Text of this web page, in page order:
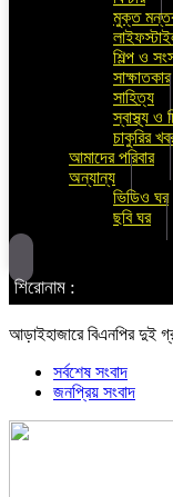
মুক্ত
শিল্প ও
সাক্ষাতকার
সাহিত্য
স্বাস্থ্য ও
চাকুরির
আমাদের পরিবার
অন্যান্য
ভিডিও ঘর
ছবি ঘর
শিরোনাম :
আড়াইহাজারে বিএনপির দুই
সর্বশেষ সংবাদ
জনপ্রিয় সংবাদ